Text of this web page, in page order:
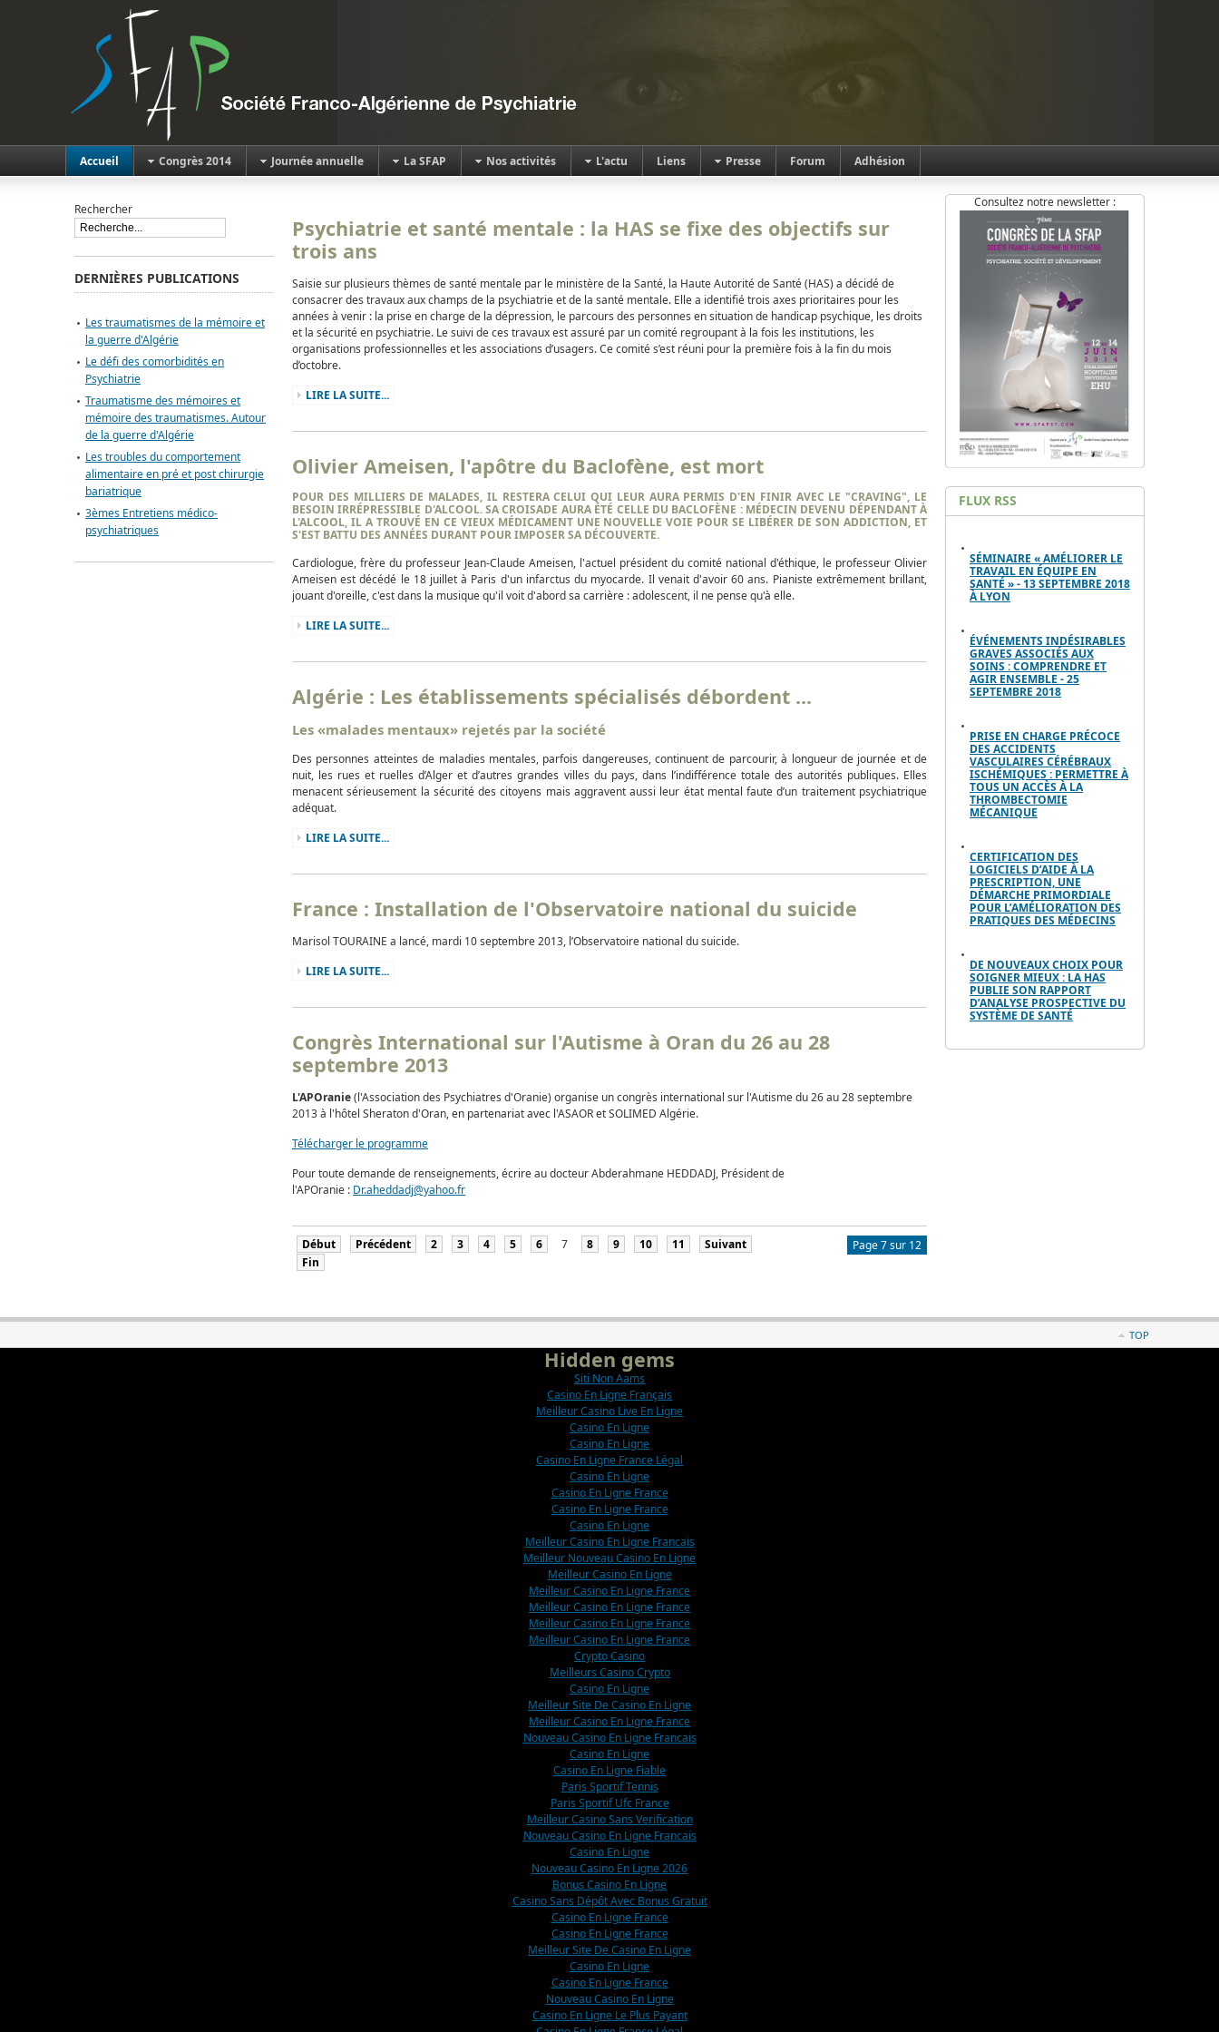
Accueil Congrès 2014 Journée annuelle La SFAP Nos activités L'actu Liens Presse Forum Adhésion
Psychiatrie et santé mentale : la HAS se fixe des objectifs sur
trois ans
Saisie sur plusieurs thèmes de santé mentale par le ministère de la Santé, la Haute Autorité de Santé (HAS) a décidé de
consacrer des travaux aux champs de la psychiatrie et de la santé mentale. Elle a identifié trois axes prioritaires pour les
années à venir : la prise en charge de la dépression, le parcours des personnes en situation de handicap psychique, les droits
et la sécurité en psychiatrie. Le suivi de ces travaux est assuré par un comité regroupant à la fois les institutions, les
organisations professionnelles et les associations d’usagers. Ce comité s’est réuni pour la première fois à la fin du mois
d’octobre.
LIRE LA SUITE...
Olivier Ameisen, l'apôtre du Baclofène, est mort
POUR DES MILLIERS DE MALADES, IL RESTERA CELUI QUI LEUR AURA PERMIS D'EN FINIRAVEC LE "CRAVING", LE
BESOIN IRRÉPRESSIBLE D'ALCOOL. SA CROISADE AURA ÉTÉ CELLE DU BACLOFÈNE : MÉDECIN DEVENU DÉPENDANT À
L'ALCOOL, IL A TROUVÉ EN CE VIEUX MÉDICAMENT UNE NOUVELLE VOIE POUR SE LIBÉRER DE SON ADDICTION, ET
S'EST BATTU DES ANNÉES DURANT POURIMPOSERSA DÉCOUVERTE.
Cardiologue, frère du professeur Jean-Claude Ameisen, l'actuel président du comité national d'éthique, le professeur Olivier
Ameisen est décédé le 18 juillet à Paris d'un infarctus du myocarde. Il venait d'avoir60 ans. Pianiste extrêmement brillant,
jouant d'oreille, c'est dans la musique qu'il voit d'abord sa carrière : adolescent, il ne pense qu'à elle.
LIRE LA SUITE...
Algérie : Les établissements spécialisés débordent ...
Les «malades mentaux» rejetés par la société
Des personnes atteintes de maladies mentales, parfois dangereuses, continuent de parcourir, à longueur de journée et de
nuit, les rues et ruelles d’Alger et d’autres grandes villes du pays, dans l’indifférence totale des autorités publiques. Elles
menacent sérieusement la sécurité des citoyens mais aggravent aussi leur état mental faute d’un traitement psychiatrique
adéquat.
LIRE LA SUITE...
France : Installation de l'Observatoire national du suicide
Marisol TOURAINE a lancé, mardi 10 septembre 2013, l’Observatoire national du suicide.
LIRE LA SUITE...
Congrès International sur l'Autisme à Oran du 26 au 28
septembre 2013
L'APOranie(l'Association des Psychiatres d'Oranie) organise un congrès international sur l'Autisme du 26 au 28 septembre
2013 à l'hôtel Sheraton d'Oran, en partenariat avec l'ASAOR et SOLIMED Algérie.
Télécharger le programme
Pour toute demande de renseignements, écrire au docteur Abderahmane HEDDADJ, Président de
l'APOranie : Dr.aheddadj@yahoo.fr
Page 7 sur 12
Début Précédent 2 3 4 5 6 7 8 9 10 11
Suivant
Fin
Rechercher
DERNIÈRES PUBLICATIONS
Les traumatismes de la mémoire et
la guerre d'Algérie
Le défi des comorbidités en
Psychiatrie
Traumatisme des mémoires et
mémoire des traumatismes. Autour
de la guerre d'Algérie
Les troubles du comportement
alimentaire en pré et post chirurgie
bariatrique
3èmes Entretiens médico-
psychiatriques
Consultez notre newsletter :
FLUX RSS
SÉMINAIRE « AMÉLIORER LE
TRAVAIL EN ÉQUIPE EN
SANTÉ » - 13 SEPTEMBRE 2018
À LYON
ÉVÉNEMENTS INDÉSIRABLES
GRAVES ASSOCIÉS AUX
SOINS : COMPRENDRE ET
AGIR ENSEMBLE - 25
SEPTEMBRE 2018
PRISE EN CHARGE PRÉCOCE
DES ACCIDENTS
VASCULAIRES CÉRÉBRAUX
ISCHÉMIQUES : PERMETTRE À
TOUS UN ACCÈS À LA
THROMBECTOMIE
MÉCANIQUE
CERTIFICATION DES
LOGICIELS D’AIDE À LA
PRESCRIPTION, UNE
DÉMARCHE PRIMORDIALE
POUR L’AMÉLIORATION DES
PRATIQUES DES MÉDECINS
DE NOUVEAUX CHOIX POUR
SOIGNER MIEUX : LA HAS
PUBLIE SON RAPPORT
D’ANALYSE PROSPECTIVE DU
SYSTÈME DE SANTÉ
TOP
Hidden gems
Siti Non Aams
Casino En Ligne Français
Meilleur Casino Live En Ligne
Casino En Ligne
Casino En Ligne
Casino En Ligne France Légal
Casino En Ligne
Casino En Ligne France
Casino En Ligne France
Casino En Ligne
Meilleur Casino En Ligne Francais
Meilleur Nouveau Casino En Ligne
Meilleur Casino En Ligne
Meilleur Casino En Ligne France
Meilleur Casino En Ligne France
Meilleur Casino En Ligne France
Meilleur Casino En Ligne France
Crypto Casino
Meilleurs Casino Crypto
Casino En Ligne
Meilleur Site De Casino En Ligne
Meilleur Casino En Ligne France
Nouveau Casino En Ligne Francais
Casino En Ligne
Casino En Ligne Fiable
Paris Sportif Tennis
Paris Sportif Ufc France
Meilleur Casino Sans Verification
Nouveau Casino En Ligne Francais
Casino En Ligne
Nouveau Casino En Ligne 2026
Bonus Casino En Ligne
Casino Sans Dépôt Avec Bonus Gratuit
Casino En Ligne France
Casino En Ligne France
Meilleur Site De Casino En Ligne
Casino En Ligne
Casino En Ligne France
Nouveau Casino En Ligne
Casino En Ligne Le Plus Payant